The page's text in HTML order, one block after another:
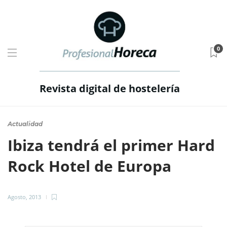
Revista digital de hostelería
0
Actualidad
Ibiza tendrá el primer Hard
Rock Hotel de Europa
Agosto, 2013